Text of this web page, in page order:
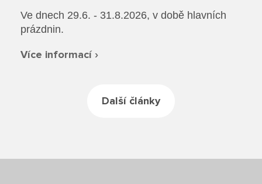
Ve dnech 29.6. - 31.8.2026, v době hlavních
prázdnin.
Více informací ›
Další články